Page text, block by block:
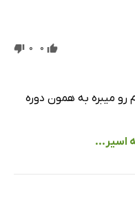
0
0
رو میبره به همون دوره
اسیر...